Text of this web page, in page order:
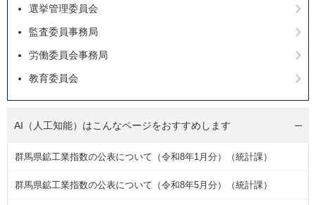
選挙管理委員会
監査委員事務局
労働委員会事務局
教育委員会
AI（人工知能）はこんなページをおすすめします
群馬県鉱工業指数の公表について（令和8年1月分）（統計課）
群馬県鉱工業指数の公表について（令和8年5月分）（統計課）